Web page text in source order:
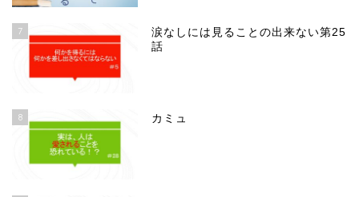
7
涙なしには見ることの出来ない第25
話
8 カミュ